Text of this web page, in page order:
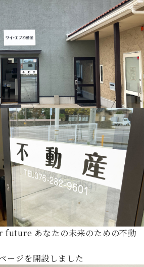
future あなたの未来のための不動
ージを開設しました